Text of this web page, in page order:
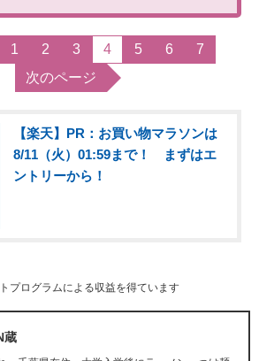
1 2 3 4 5 6
7
次のページ
【楽天】PR：お買い物マラソンは
8/11（火）01:59まで！ まずはエ
ントリーから！
プログラムによる収益を得ています
蔵